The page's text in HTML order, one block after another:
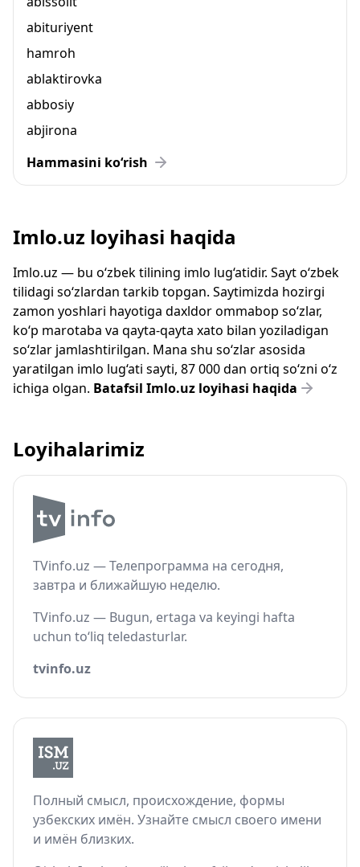
abituriyent
hamroh
ablaktirovka
abbosiy
abjirona
Hammasini ko‘rish
Imlo.uz loyihasi haqida
Imlo.uz — bu o‘zbek tilining imlo lug‘atidir. Sayt o‘zbek
tilidagi so‘zlardan tarkib topgan. Saytimizda hozirgi
zamon yoshlari hayotiga daxldor ommabop so‘zlar,
ko‘p marotaba va qayta-qayta xato bilan yoziladigan
so‘zlar jamlashtirilgan. Mana shu so‘zlar asosida
yaratilgan imlo lug‘ati sayti, 87 000 dan ortiq so‘zni o‘z
ichiga olgan. Batafsil Imlo.uz loyihasi haqida
Loyihalarimiz
TVinfo.uz — Телепрограмма на сегодня,
завтра и ближайшую неделю.
TVinfo.uz — Bugun, ertaga va keyingi hafta
uchun to‘liq teledasturlar.
tvinfo.uz
Полный смысл, происхождение, формы
узбекских имён. Узнайте смысл своего имени
и имён близких.